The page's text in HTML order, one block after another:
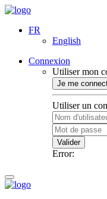
FR
English
Connexion
Utiliser mon
Je me
Utiliser un
Valider
Error: